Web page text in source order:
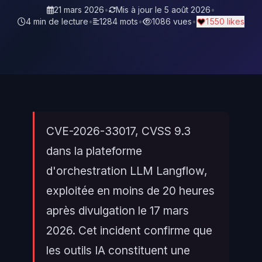
21 mars 2026• Mis à jour le 5 août 2026•
4 min de lecture• 1284 mots• 1086 vues• 1 550 likes
CVE-2026-33017, CVSS 9.3
dans la plateforme
d'orchestration LLM Langflow,
exploitée en moins de 20 heures
après divulgation le 17 mars
2026. Cet incident confirme que
les outils IA constituent une